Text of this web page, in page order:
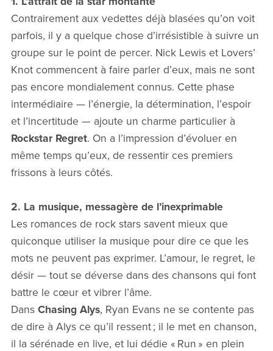
Contrairement aux vedettes déjà blasées qu’on voit
parfois, il y a quelque chose d’irrésistible à suivre un
groupe sur le point de percer. Nick Lewis et Lovers’
Knot commencent à faire parler d’eux, mais ne sont
pas encore mondialement connus. Cette phase
intermédiaire — l’énergie, la détermination, l’espoir
et l’incertitude — ajoute un charme particulier à
Rockstar Regret. On a l’impression d’évoluer en
même temps qu’eux, de ressentir ces premiers
frissons à leurs côtés.
2. La musique, messagère de l’inexprimable
Les romances de rock stars savent mieux que
quiconque utiliser la musique pour dire ce que les
mots ne peuvent pas exprimer. L’amour, le regret, le
désir — tout se déverse dans des chansons qui font
battre le cœur et vibrer l’âme.
Dans Chasing Alys, Ryan Evans ne se contente pas
de dire à Alys ce qu’il ressent ; il le met en chanson,
il la sérénade en live, et lui dédie « Run » en plein